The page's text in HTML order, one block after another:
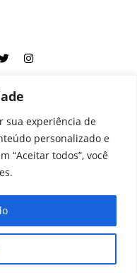
sua experiência de
personalizado e
“Aceitar todos”, você
Configurações de cookies
Serviços